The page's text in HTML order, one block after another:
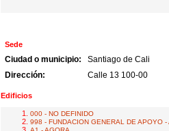
Sede
Ciudad o municipio:
Santiago de Cali
Dirección:
Calle 13 100-00
Edificios
000 - NO DEFINIDO
998 - FUNDACION GENERAL DE APOYO -